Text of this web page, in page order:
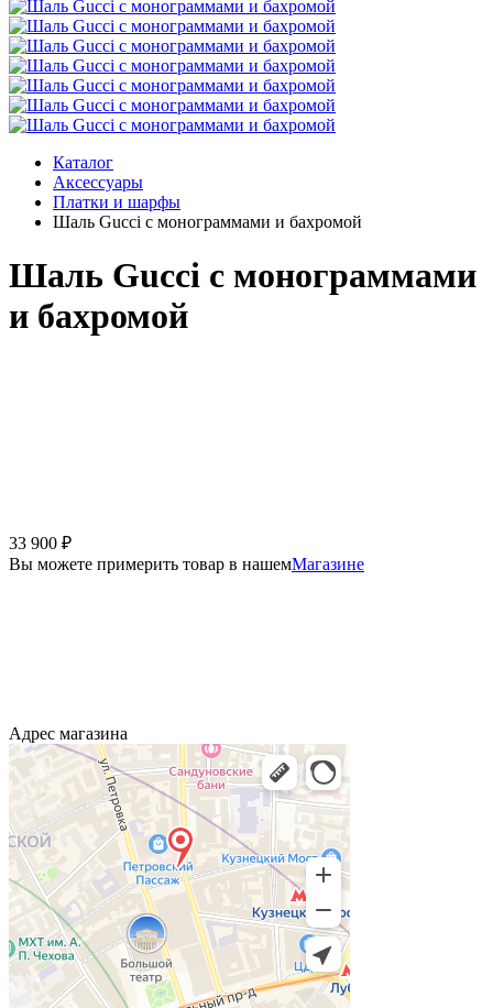
Каталог
Аксессуары
Платки и шарфы
Шаль Gucci с монограммами и бахромой
Шаль Gucci с монограммами
и бахромой
33 900 ₽
Вы можете примерить товар в нашемМагазине
Адрес магазина